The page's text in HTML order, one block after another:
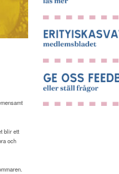
blir ett
och